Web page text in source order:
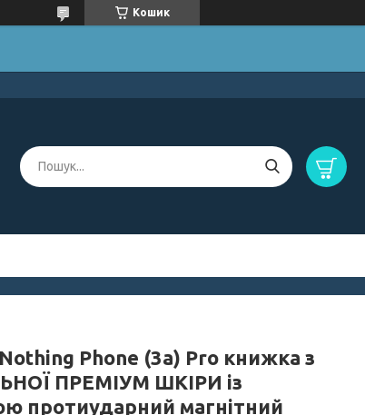
Кошик
Phone (3a) Pro книжка з
ПРЕМІУМ ШКІРИ із
протиударний магнітний